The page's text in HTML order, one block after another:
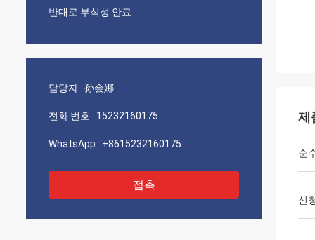
반대로 부식성 안료
담당자 : 孙会娜
전화 번호 : 15232160175
WhatsApp : +8615232160175
접촉
제
순
신